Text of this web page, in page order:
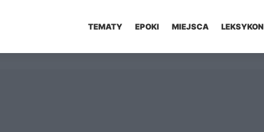
TEMATY EPOKI MIEJSCA LEKSYKON